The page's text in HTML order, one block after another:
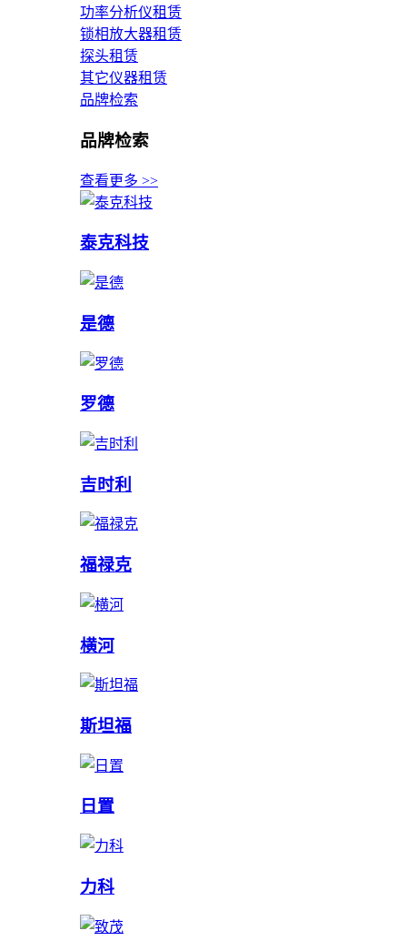
功率分析仪租赁
锁相放大器租赁
探头租赁
其它仪器租赁
品牌检索
品牌检索
查看更多 >>
泰克科技
是德
罗德
吉时利
福禄克
横河
斯坦福
日置
力科